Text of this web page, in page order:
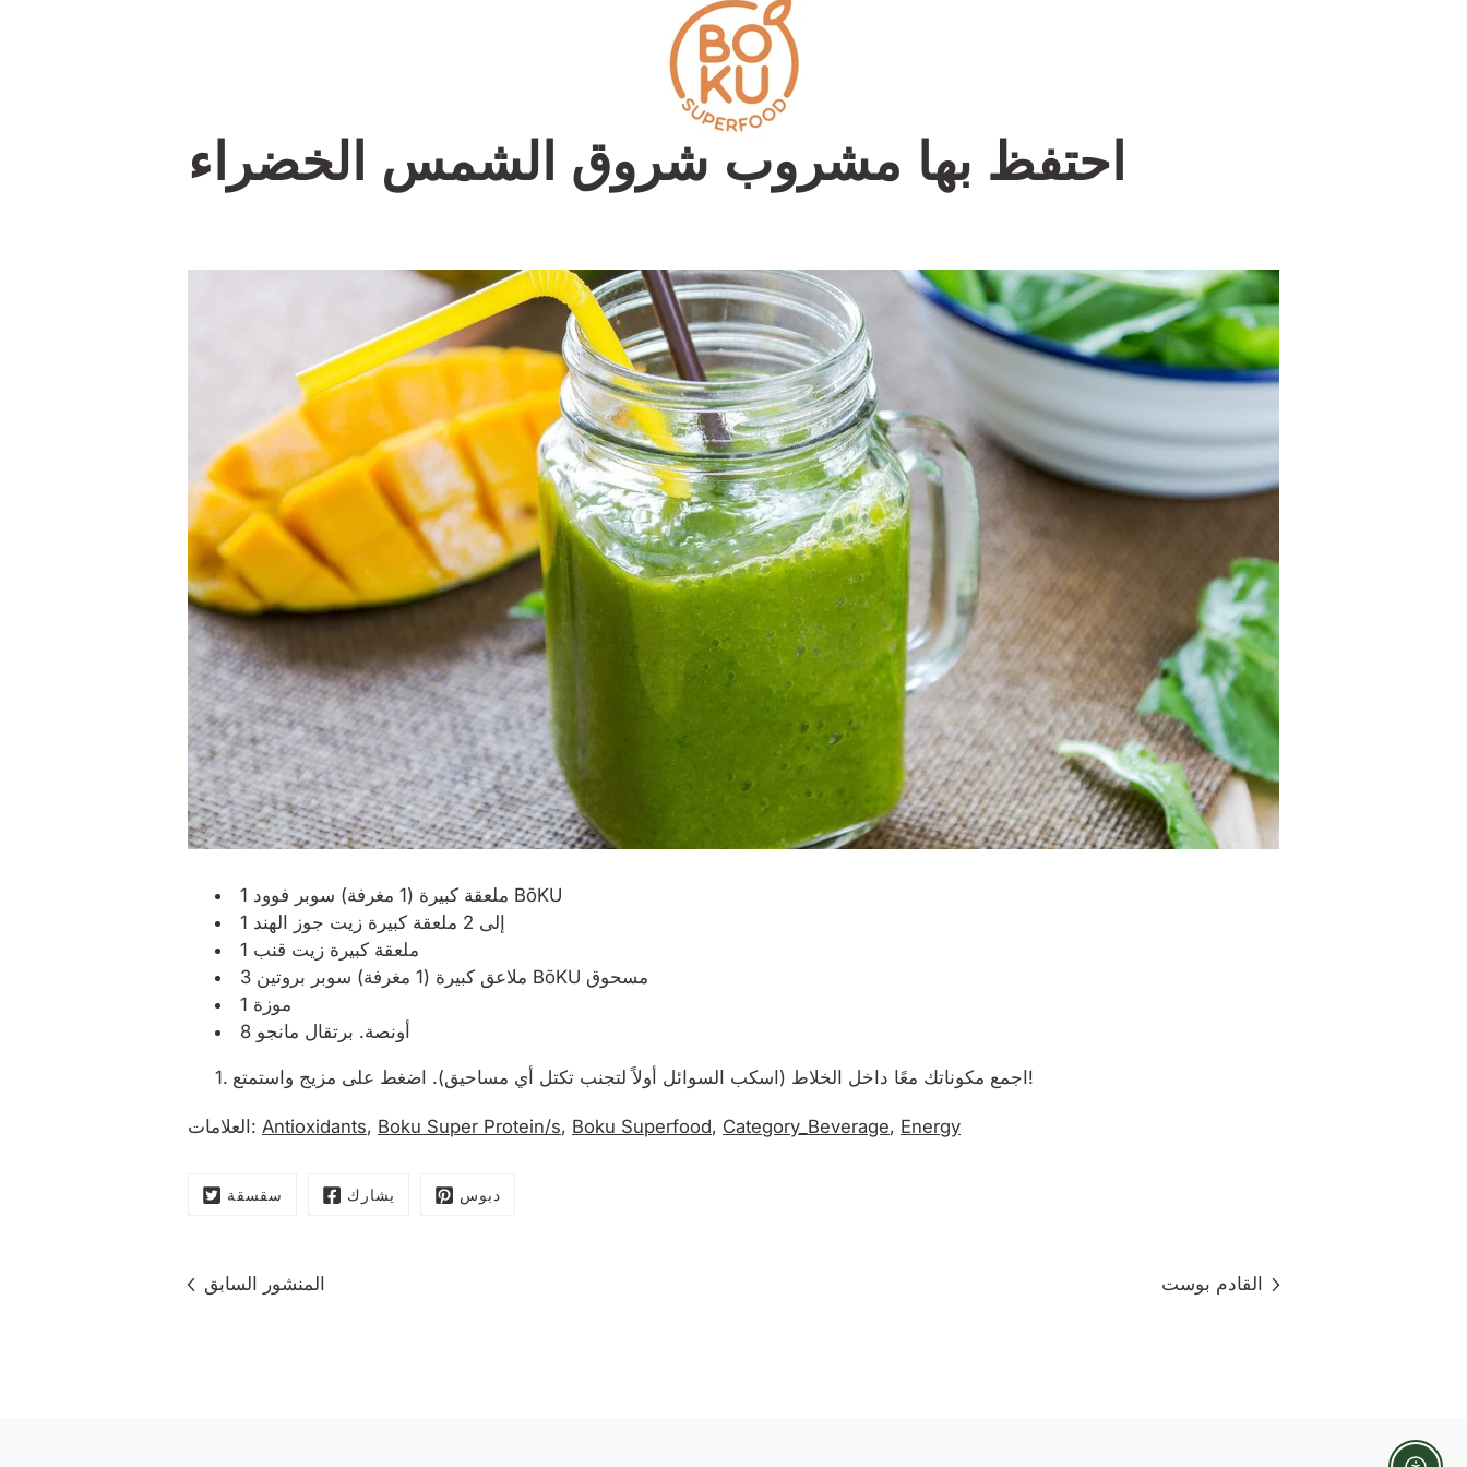
احتفظ بها مشروب شروق الشمس الخضراء
1 ملعقة كبيرة (1 مغرفة) سوبر فوود BõKU
1 إلى 2 ملعقة كبيرة زيت جوز الهند
1 ملعقة كبيرة زيت قنب
3 ملاعق كبيرة (1 مغرفة) سوبر بروتين BõKU مسحوق
1 موزة
8 أونصة. برتقال مانجو
اجمع مكوناتك معًا داخل الخلاط (اسكب السوائل أولاً لتجنب تكتل أي مساحيق). اضغط على مزيج واستمتع!
العلامات: Antioxidants, Boku Super Protein/s, Boku Superfood, Category_Beverage, Energy
سقسقة يشارك دبوس
المنشور السابق القادم بوست